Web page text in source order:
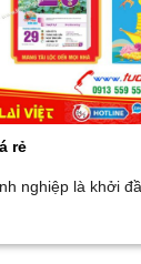
rẻ
nghiệp là khởi